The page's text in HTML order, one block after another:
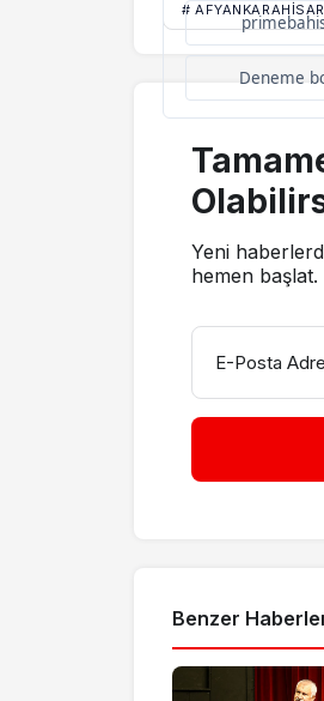
Deneme
# AFYANKARAHISAR
Yeni
hemen başlat.
E-Posta
Benzer